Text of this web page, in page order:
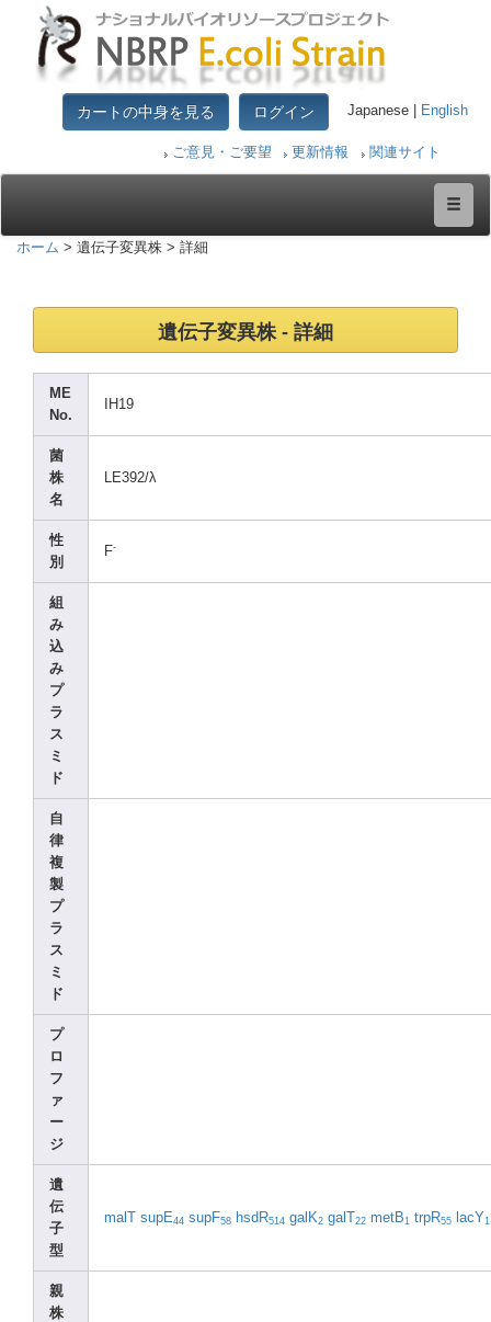
カートの中身を見る ログイン Japanese | English
ご意見・ご要望 更新情報 関連サイト
ホーム > 遺伝子変異株 > 詳細
遺伝子変異株 - 詳細
ME
No.
IH19
菌
株
名
LE392/λ
性
別
F-
組
み
込
み
プ
ラ
ス
ミ
ド
自
律
複
製
プ
ラ
ス
ミ
ド
プ
ロ
フ
ァ
ー
ジ
遺
伝
子
型
malT supE44 supF58 hsdR514 galK2 galT 22 metB1 trpR55 lacY1
親
株